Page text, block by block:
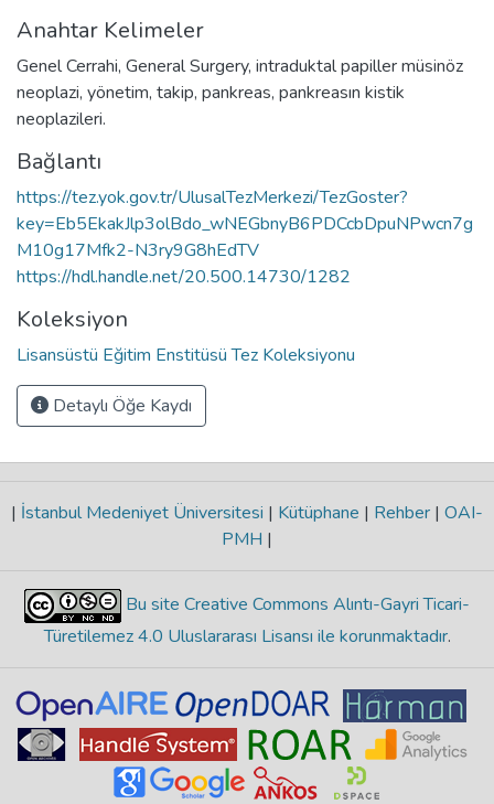
Anahtar Kelimeler
Genel Cerrahi, General Surgery, intraduktal papiller müsinöz
neoplazi, yönetim, takip, pankreas, pankreasın kistik
neoplazileri.
Bağlantı
https://tez.yok.gov.tr/UlusalTezMerkezi/TezGoster?
key=Eb5EkakJlp3olBdo_wNEGbnyB6PDCcbDpuNPwcn7g
M10g17Mfk2-N3ry9G8hEdTV
https://hdl.handle.net/20.500.14730/1282
Koleksiyon
Lisansüstü Eğitim Enstitüsü Tez Koleksiyonu
Detaylı Öğe Kaydı
| İstanbul Medeniyet Üniversitesi | Kütüphane | Rehber | OAI-
PMH |
Bu site Creative Commons Alıntı-Gayri Ticari-
Türetilemez 4.0 Uluslararası Lisansı ile korunmaktadır.